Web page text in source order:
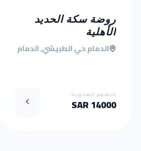
روضة سكة الحديد
الأهلية
الدمام حي الطبيشي, الدمام
الرسوم السنوية
14000 SAR